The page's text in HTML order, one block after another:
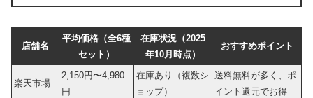
店舗名
平均価格（全6種
セット）
在庫状況（2025
年10月時点）
おすすめポイント
楽天市場
2,150円〜4,980
円
在庫あり（複数シ
ョップ）
送料無料が多く、ポ
イント還元でお得